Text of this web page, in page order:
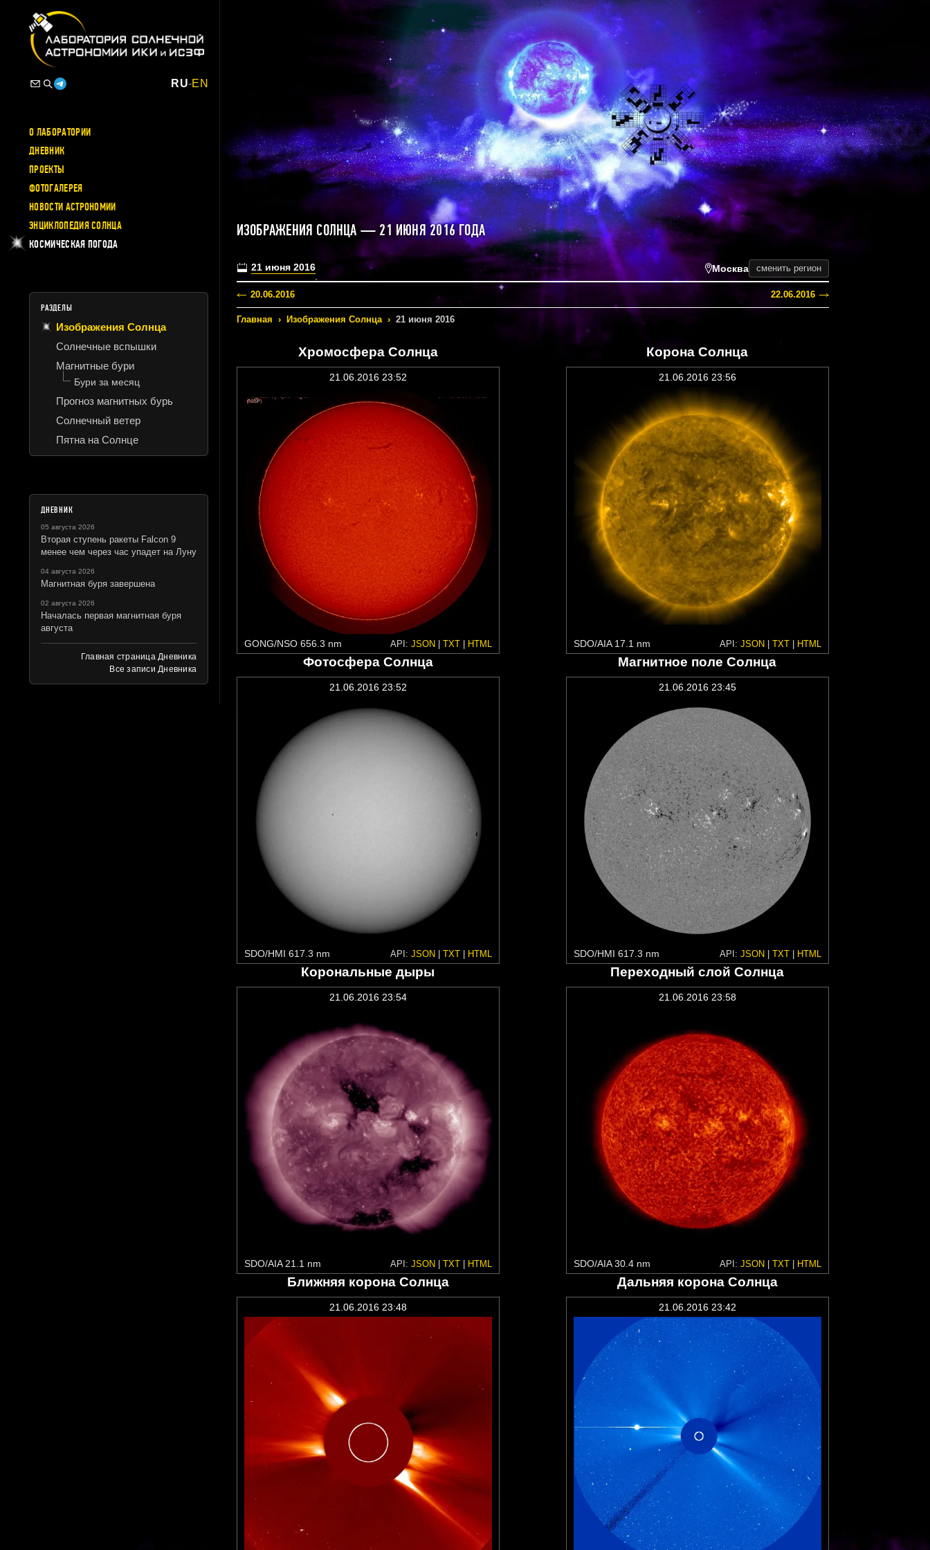
RU-EN
О ЛАБОРАТОРИИ
ДНЕВНИК
ПРОЕКТЫ
ФОТОГАЛЕРЕЯ
НОВОСТИ АСТРОНОМИИ
ЭНЦИКЛОПЕДИЯ СОЛНЦА
КОСМИЧЕСКАЯ ПОГОДА
РАЗДЕЛЫ
Изображения Солнца
Солнечные вспышки
Магнитные бури
Бури за месяц
Прогноз магнитных бурь
Солнечный ветер
Пятна на Солнце
ДНЕВНИК
05 августа 2026
Вторая ступень ракеты Falcon 9
менее чем через час упадет на Луну
04 августа 2026
Магнитная буря завершена
02 августа 2026
Началась первая магнитная буря
августа
Главная страница Дневника
Все записи Дневника
ИЗОБРАЖЕНИЯ СОЛНЦА — 21 ИЮНЯ 2016 ГОДА
21 июня 2016 Москва сменить регион
20.06.2016 22.06.2016
Главная › Изображения Солнца › 21 июня 2016
Хромосфера Солнца
21.06.2016 23:52
GONG/NSO 656.3 nm API: JSON TXT| HTML
Корона Солнца
21.06.2016 23:56
SDO/AIA 17.1 nm API: JSON TXT HTML
Фотосфера Солнца
21.06.2016 23:52
SDO/HMI 617.3 nm API: JSON TXT| HTML
Магнитное поле Солнца
21.06.2016 23:45
SDO/HMI 617.3 nm API: JSON TXT HTML
Корональные дыры
21.06.2016 23:54
SDO/AIA 21.1 nm API: JSON TXT| HTML
Переходный слой Солнца
21.06.2016 23:58
SDO/AIA 30.4 nm API: JSON TXT HTML
Ближняя корона Солнца
21.06.2016 23:48
Дальняя корона Солнца
21.06.2016 23:42